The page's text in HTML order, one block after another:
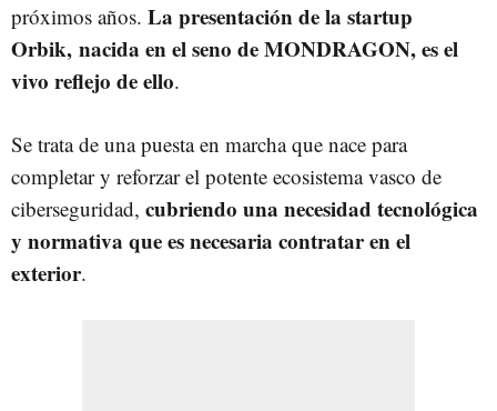
próximos años. La presentación de la startup
Orbik, nacida en el seno de MONDRAGON, es el
vivo reflejo de ello.
Se trata de una puesta en marcha que nace para
completar y reforzar el potente ecosistema vasco de
ciberseguridad, cubriendo una necesidad tecnológica
y normativa que es necesaria contratar en el
exterior.